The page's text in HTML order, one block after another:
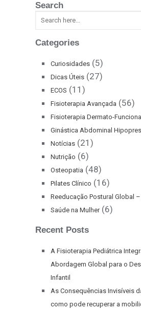
Search
Categories
Curiosidades (5)
Dicas Úteis (27)
ECOS (11)
Fisioterapia Avançada (56)
Fisioterapia Dermato-Funcional
Ginástica Abdominal
Notícias (21)
Nutrição (6)
Osteopatia (48)
Pilates Clínico (16)
Reeducação Postural Global –
Saúde na Mulher(6)
Recent Posts
A Fisioterapia Pediátrica
Abordagem Global para o
Infantil
As Consequências Invisíveis
como pode recuperar a